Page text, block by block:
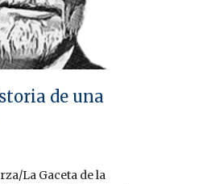
de una
La Gaceta de la